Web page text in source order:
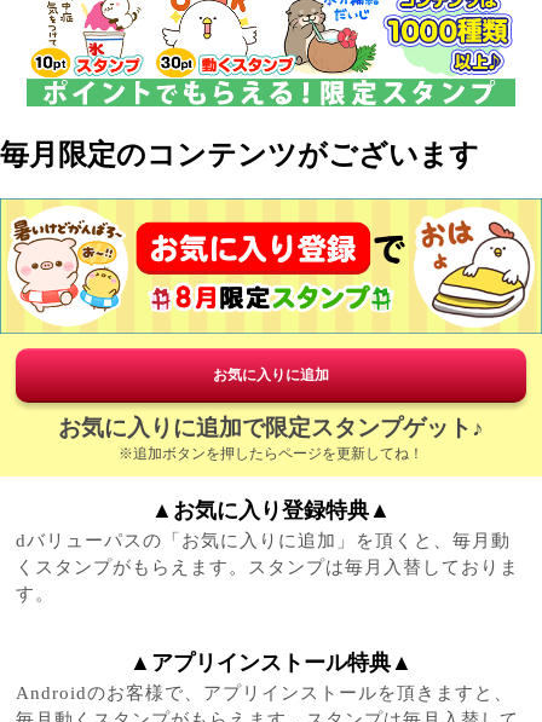
毎月限定のコンテンツがございます
お気に入りに追加
お気に入りに追加で限定スタンプゲット♪
※追加ボタンを押したらページを更新してね！
▲お気に入り登録特典▲
dバリューパスの「お気に入りに追加」を頂くと、毎月動
くスタンプがもらえます。スタンプは毎月入替しておりま
す。
▲アプリインストール特典▲
Androidのお客様で、アプリインストールを頂きますと、